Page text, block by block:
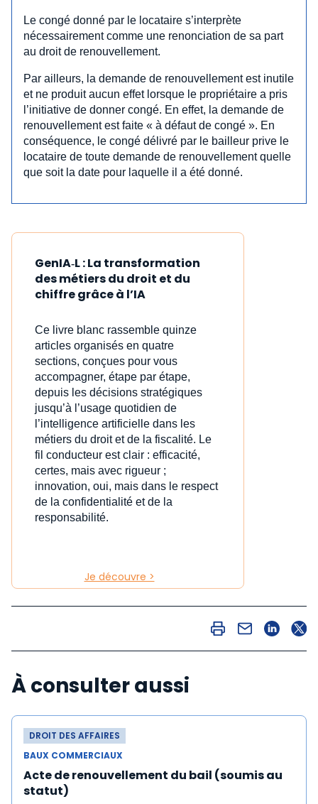
Le congé donné par le locataire s’interprète
nécessairement comme une renonciation de sa part
au droit de renouvellement.
Par ailleurs, la demande de renouvellement est inutile
et ne produit aucun effet lorsque le propriétaire a pris
l’initiative de donner congé. En effet, la demande de
renouvellement est faite « à défaut de congé ». En
conséquence, le congé délivré par le bailleur prive le
locataire de toute demande de renouvellement quelle
que soit la date pour laquelle il a été donné.
GenIA‑L : La transformation
des métiers du droit et du
chiffre grâce à l’IA
Ce livre blanc rassemble quinze
articles organisés en quatre
sections, conçues pour vous
accompagner, étape par étape,
depuis les décisions stratégiques
jusqu’à l’usage quotidien de
l’intelligence artificielle dans les
métiers du droit et de la fiscalité. Le
fil conducteur est clair : efficacité,
certes, mais avec rigueur ;
innovation, oui, mais dans le respect
de la confidentialité et de la
responsabilité.
Je découvre >
À consulter aussi
DROIT DES AFFAIRES
BAUX COMMERCIAUX
Acte de renouvellement du bail (soumis au
statut)